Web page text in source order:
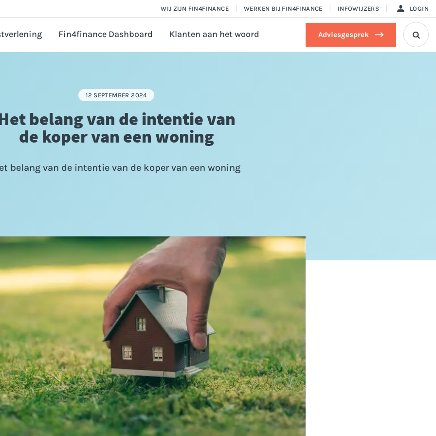
WIJ ZIJN FIN4FINANCE WERKEN BIJ FIN4FINANCE INFOWIJZERS LOGIN
ondernemer
aanvragen
Fin4finance Dashboard Klanten aan het woord Adviesgesprek 
12 SEPTEMBER 2024
belang van de intentie van
de koper van een woning
belang van de intentie van de koper van een woning